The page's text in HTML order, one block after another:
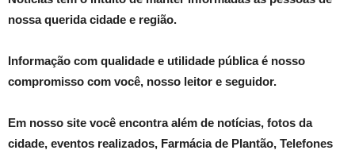
nossa querida cidade e região.
Informação com qualidade e utilidade pública é nosso
compromisso com você, nosso leitor e seguidor.
Em nosso site você encontra além de notícias, fotos da
cidade, eventos realizados, Farmácia de Plantão, Telefones